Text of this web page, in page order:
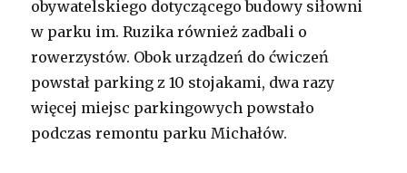
obywatelskiego dotyczącego budowy siłowni
w parku im. Ruzika również zadbali o
rowerzystów. Obok urządzeń do ćwiczeń
powstał parking z 10 stojakami, dwa razy
więcej miejsc parkingowych powstało
podczas remontu parku Michałów.